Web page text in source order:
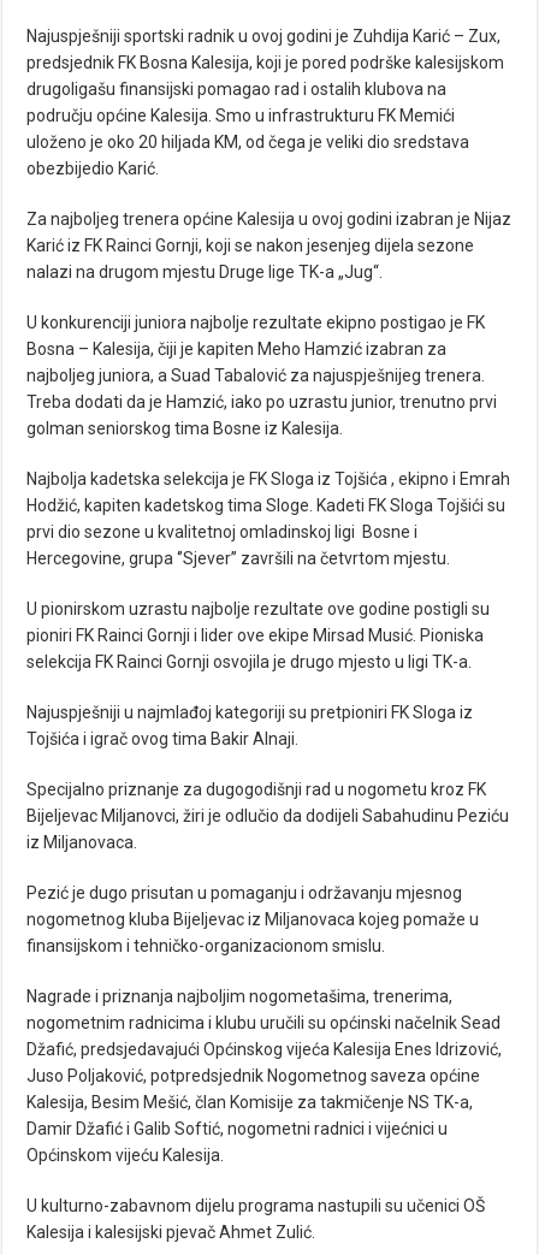
Najuspješniji sportski radnik u ovoj godini je Zuhdija Karić – Zux,
predsjednik FK Bosna Kalesija, koji je pored podrške kalesijskom
drugoligašu finansijski pomagao rad i ostalih klubova na
području općine Kalesija. Smo u infrastrukturu FK Memići
uloženo je oko 20 hiljada KM, od čega je veliki dio sredstava
obezbijedio Karić.
Za najboljeg trenera općine Kalesija u ovoj godini izabran je Nijaz
Karić iz FK Rainci Gornji, koji se nakon jesenjeg dijela sezone
nalazi na drugom mjestu Druge lige TK-a „Jug“.
U konkurenciji juniora najbolje rezultate ekipno postigao je FK
Bosna – Kalesija, čiji je kapiten Meho Hamzić izabran za
najboljeg juniora, a Suad Tabalović za najuspješnijeg trenera.
Treba dodati da je Hamzić, iako po uzrastu junior, trenutno prvi
golman seniorskog tima Bosne iz Kalesija.
Najbolja kadetska selekcija je FK Sloga iz Tojšića , ekipno i Emrah
Hodžić, kapiten kadetskog tima Sloge. Kadeti FK Sloga Tojšići su
prvi dio sezone u kvalitetnoj omladinskoj ligi Bosne i
Hercegovine, grupa ‘’Sjever’’ završili na četvrtom mjestu.
U pionirskom uzrastu najbolje rezultate ove godine postigli su
pioniri FK Rainci Gornji i lider ove ekipe Mirsad Musić. Pioniska
selekcija FK Rainci Gornji osvojila je drugo mjesto u ligi TK-a.
Najuspješniji u najmlađoj kategoriji su pretpioniri FK Sloga iz
Tojšića i igrač ovog tima Bakir Alnaji.
Specijalno priznanje za dugogodišnji rad u nogometu kroz FK
Bijeljevac Miljanovci, žiri je odlučio da dodijeli Sabahudinu Peziću
iz Miljanovaca.
Pezić je dugo prisutan u pomaganju i održavanju mjesnog
nogometnog kluba Bijeljevac iz Miljanovaca kojeg pomaže u
finansijskom i tehničko-organizacionom smislu.
Nagrade i priznanja najboljim nogometašima, trenerima,
nogometnim radnicima i klubu uručili su općinski načelnik Sead
Džafić, predsjedavajući Općinskog vijeća Kalesija Enes Idrizović,
Juso Poljaković, potpredsjednik Nogometnog saveza općine
Kalesija, Besim Mešić, član Komisije za takmičenje NS TK-a,
Damir Džafić i Galib Softić, nogometni radnici i vijećnici u
Općinskom vijeću Kalesija.
U kulturno-zabavnom dijelu programa nastupili su učenici OŠ
Kalesija i kalesijski pjevač Ahmet Zulić.